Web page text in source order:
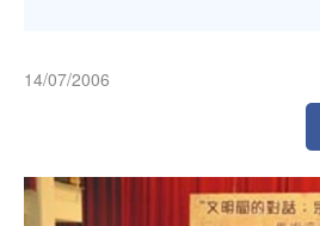
14/07/2006